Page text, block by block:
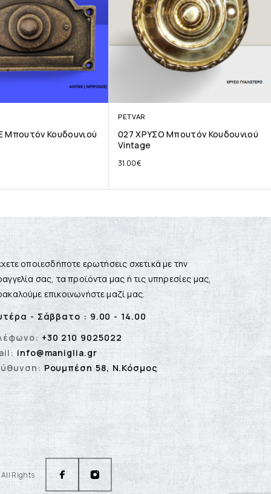
Μπουτόν Κουδουνιού
PETVAR
027 ΧΡΥΣΟ Μπουτόν Κουδουνιού
Vintage
31.00€
οποιεσδήποτε ερωτήσεις σχετικά με την
σας, τα προϊόντα μας ή τις υπηρεσίες μας,
επικοινωνήστε μαζί μας.
- Σάββατο : 9.00 - 14.00
+30 210 9025022
info@maniglia.gr
Ρουμπέση 58, Ν.Κόσμος
All Rights